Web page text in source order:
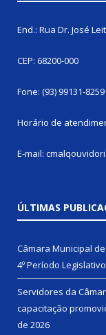
End.: Rua Dr. José
CEP: 68200-000
Fone: (93) 99131-8259
Horário de
E-mail:
ÚLTIMAS
Câmara Municipal
4º Período Legislativo
Servidores da
capacitação
de 2026